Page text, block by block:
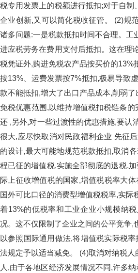
税专用发票上的税额进行抵扣;对于自制
企业创新,又可以简化税收征管。
诸多问题:一是税款抵扣时间不合理
进应税劳务在费用支付后抵扣。这在
税凭证外,购进免税农产品按买价的13%
按13%、运费发票按7%抵扣,极易导
款不能抵扣,增大了出口产品成本,削弱了
免税优惠范围,以维持增值税扣税链条的
还 ,另外,对一些过渡性的优惠措施,要认
很大,应尽快取消对民政福利企业 先征后
的设计,最大可能地规范税款抵扣,取消
程已征的增值税,实施全部彻底的退税,加
际上征收增值税的国家,增值税税率大体
国外可比口径的消费型增值税税率,实际
着13%的低税率和工业企业小规模纳税
况。这不仅限制了企业之间的公平竞
以参照国际通用做法,将增值税实际税
法规定予以适当减免。 (4)取消对
人,由于各地区经济发展情况不同,许多纳